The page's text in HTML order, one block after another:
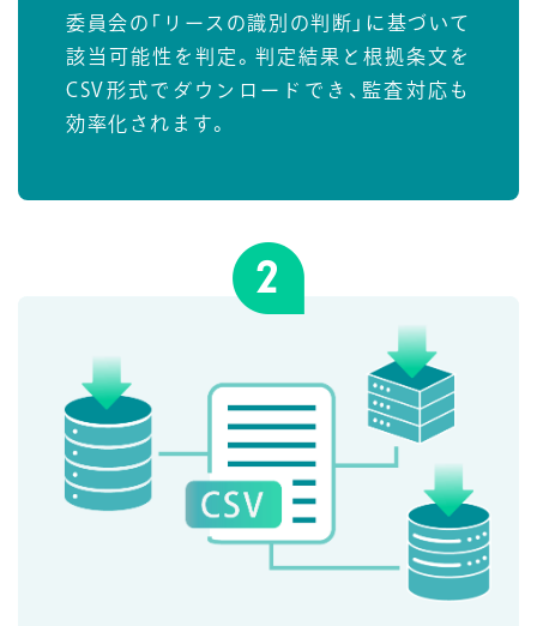
委員会の「リースの識別の判断」に基づいて
該当可能性を判定。判定結果と根拠条文を
CSV形式でダウンロードでき、監査対応も
効率化されます。